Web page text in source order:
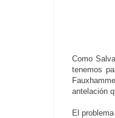
Como
tenemos
antelación
El